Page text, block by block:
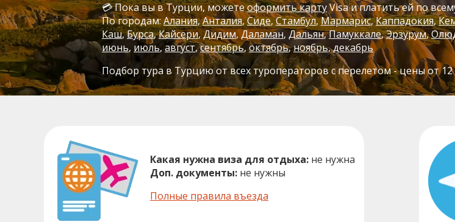
💳 Пока вы в Турции, можетеоформить картуVisa и платить ей по
По городам:Алания Анталия Сиде Стамбул Мармарис Каппадокия
Каш Бурса Кайсери Дидим Даламан Дальян Памуккале Эрзурум
июнь, июль, август,сентябрь, октябрь,ноябрь,декабрь
Подбор тура в Турцию от всех туроператоров с перелетом - цены от
Какая нужна виза для отдыха: не нужна
Доп. документы: не нужны
Полные правила въезда